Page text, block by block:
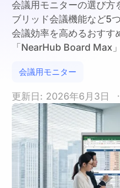
会議用モニターの選び方
ブリッド会議機能など5
会議効率を高めるおすす
「NearHub Board Max
会議用モニター
更新日: 2026年6月3日